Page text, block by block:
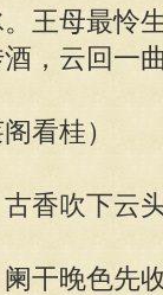
王母最怜
，云回一
看桂）
香吹下云
干晚色先